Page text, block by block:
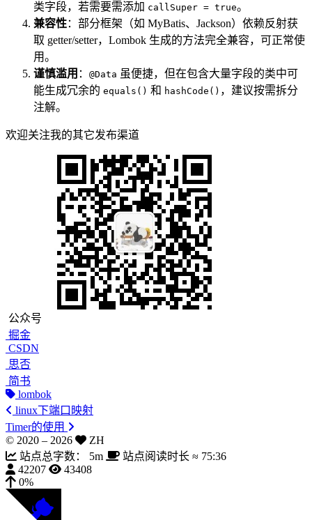
类字段，若需要需添加 callSuper = true。
兼容性：部分框架（如 MyBatis、Jackson）依赖反射获
取 getter/setter，Lombok 生成的方法完全兼容，可正常使
用。
谨慎滥用 ： @Data 虽便捷，但在包含大量字段的类中可
能生成冗余的 equals() 和 hashCode() ，建议按需拆分
注解。
欢迎关注我的其它发布渠道
公众号
掘金
CSDN
思否
简书
lombok
linux下端口映射
Timer的使用
© 2020 – 2026
ZH
站点总字数：
5m 站点阅读时长 ≈ 75:36
42207
43408
0%